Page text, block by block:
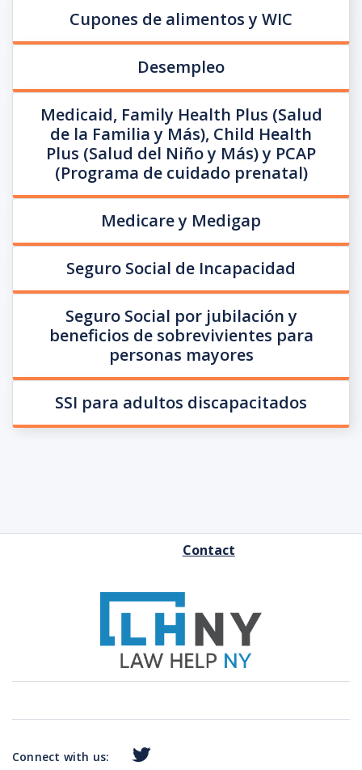
Cupones de alimentos y WIC
Desempleo
Medicaid, Family Health Plus (Salud
de la Familia y Más), Child Health
Plus (Salud del Niño y Más) y PCAP
(Programa de cuidado prenatal)
Medicare y Medigap
Seguro Social de Incapacidad
Seguro Social por jubilación y
beneficios de sobrevivientes para
personas mayores
SSI para adultos discapacitados
FOOTERContact
Connect with us: